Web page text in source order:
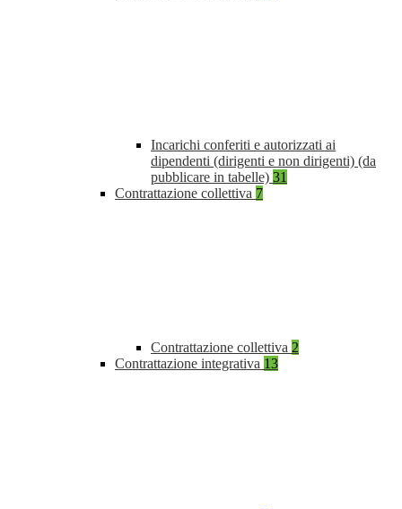
Incarichi conferiti e autorizzati ai
dipendenti (dirigenti e non dirigenti) (da
pubblicare in tabelle) 31
Contrattazione collettiva 7
Contrattazione collettiva 2
Contrattazione integrativa 13